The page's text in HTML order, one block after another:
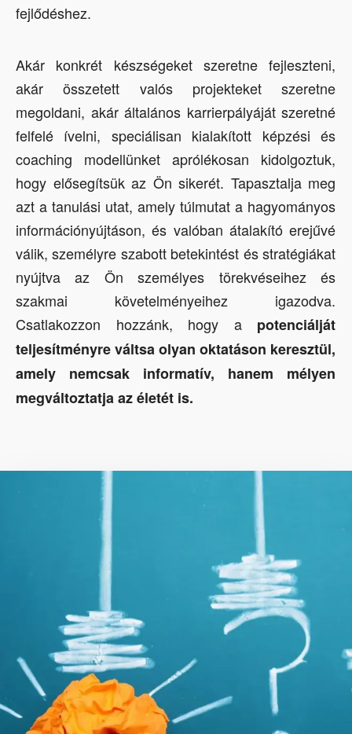
fejlődéshez.
Akár konkrét készségeket szeretne fejleszteni,
akár összetett valós projekteket szeretne
megoldani, akár általános karrierpályáját szeretné
felfelé ívelni, speciálisan kialakított képzési és
coaching modellünket aprólékosan kidolgoztuk,
hogy elősegítsük az Ön sikerét. Tapasztalja meg
azt a tanulási utat, amely túlmutat a hagyományos
információnyújtáson, és valóban átalakító erejűvé
válik, személyre szabott betekintést és stratégiákat
nyújtva az Ön személyes törekvéseihez és
szakmai követelményeihez igazodva.
Csatlakozzon hozzánk, hogy a potenciálját
teljesítményre váltsa olyan oktatáson keresztül,
amely nemcsak informatív, hanem mélyen
megváltoztatja az életét is.